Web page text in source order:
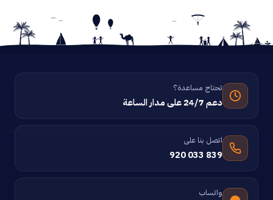
تحتاج مساعدة؟
دعم 24/7 على مدار الساعة
اتصل بنا على
920 033 839
واتساب